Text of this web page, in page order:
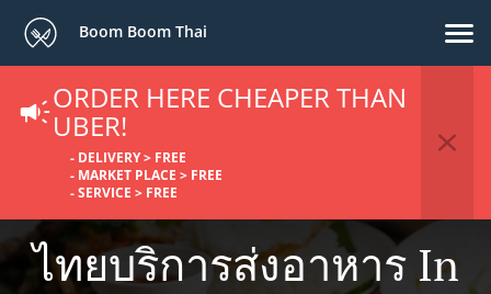
Boom Boom Thai
ORDER HERE CHEAPER THAN
UBER!
- DELIVERY > FREE
- MARKET PLACE > FREE
- SERVICE > FREE
ไทยบริการส่งอาหาร In